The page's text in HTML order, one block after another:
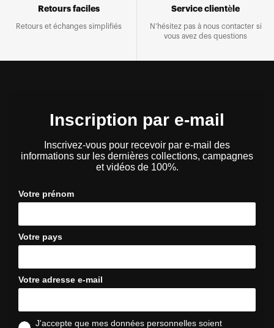
Retours faciles
Retours et échanges simplifiés
Service clientèle
N'hésitez pas à nous contacter si
vous avez des questions
Inscription par e-mail
Inscrivez-vous pour recevoir par e-mail des
informations sur les dernières collections, campagnes
et vidéos de 100%.
Votre prénom
Votre pays
Votre adresse e-mail
J'accepte que mes données personnelles soient